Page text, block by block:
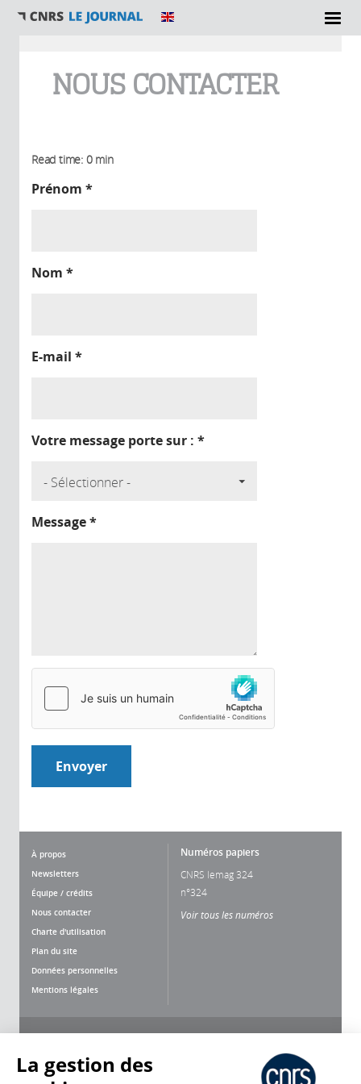
NOUS CONTACTER
Read time: 0 min
Prénom *
Nom *
E-mail *
Votre message porte sur : *
Message*
À propos
Newsletters
Équipe / crédits
Nous contacter
Charte d'utilisation
Plan du site
Données personnelles
Mentions légales
Numéros papiers
CNRS lemag 324
n°324
Voir tous les numéros
La gestion des